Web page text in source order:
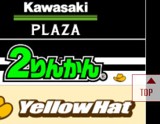
福岡
長崎
熊本
TOP